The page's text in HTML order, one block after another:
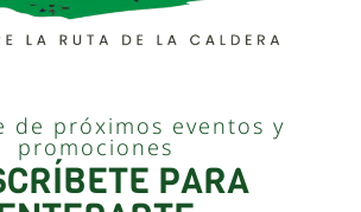
de próximos eventos y
promociones
PARA